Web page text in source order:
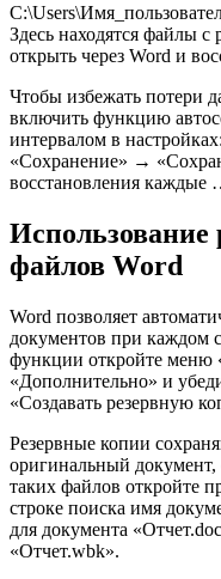
Здесь находятся файлы
открыть через Word и
Чтобы избежать потери
включить функцию
интервалом в
«Сохранение» →
восстановления каждые
Использование
файлов Word
Word позволяет
документов при каждом
функции откройте
«Дополнительно» и
«Создавать резервную
Резервные копии
оригинальный
таких файлов откройте
строке поиска имя
для документа
«Отчет.wbk».